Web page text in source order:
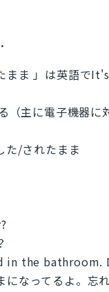
まま 」は英語で
主に電子機器に
/されたまま
in the bathroom.
なってるよ。忘